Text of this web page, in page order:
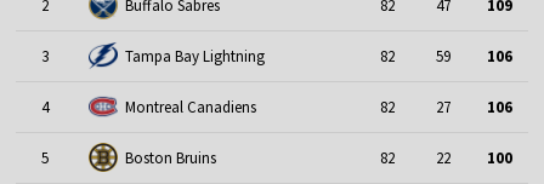
2 Buffalo Sabres 82 47 109
3 Tampa Bay Lightning 82 59 106
4 Montreal Canadiens 82 27 106
5 Boston Bruins 82 22 100